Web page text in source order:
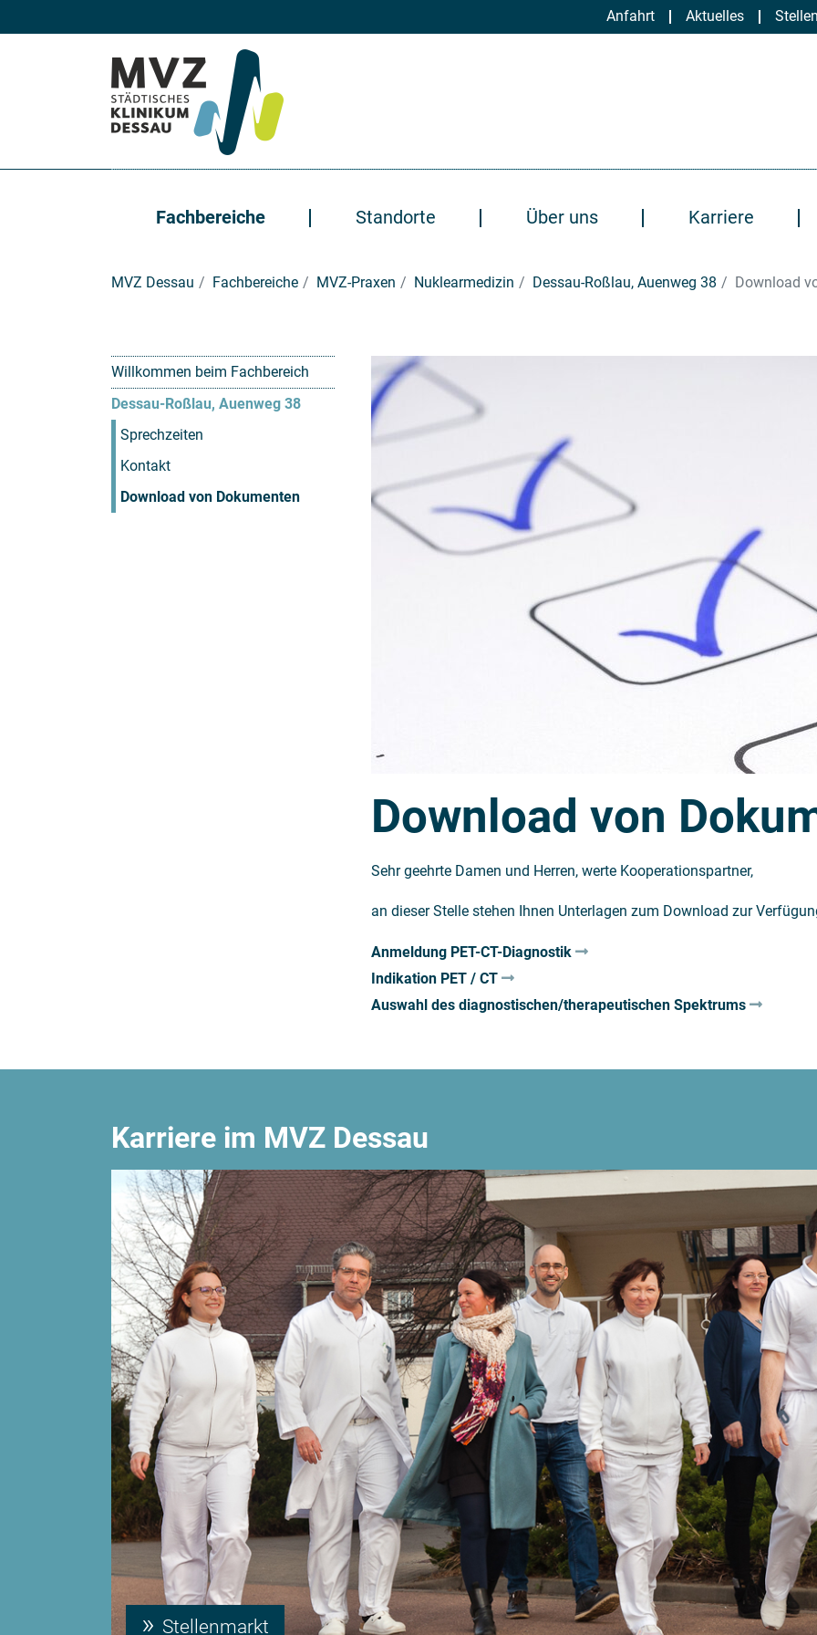
Anfahrt Aktuelles
Fachbereiche Standorte Über uns Karriere
Sie sind hier:
MVZ Dessau Fachbereiche MVZ-Praxen Nuklearmedizin Dessau-Roßlau, Auenweg 38 Download
Willkommen beim Fachbereich
Dessau-Roßlau, Auenweg 38
Sprechzeiten
Kontakt
Download von Dokumenten
Download von
Sehr geehrte Damen und Herren, werte Kooperationspartner,
an dieser Stelle stehen Ihnen Unterlagen zum Download zur
Anmeldung PET-CT-Diagnostik
Indikation PET / CT
Auswahl des diagnostischen/therapeutischen Spektrums
Karriere im MVZ Dessau
Stellenmarkt